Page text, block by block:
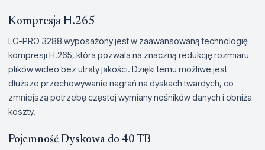
Kompresja H.265
LC-PRO 3288 wyposażony jest w zaawansowaną technologię
kompresji H.265, która pozwala na znaczną redukcję rozmiaru
plików wideo bez utraty jakości. Dzięki temu możliwe jest
dłuższe przechowywanie nagrań na dyskach twardych, co
zmniejsza potrzebę częstej wymiany nośników danych i obniża
koszty.
Pojemność Dyskowa do 40 TB